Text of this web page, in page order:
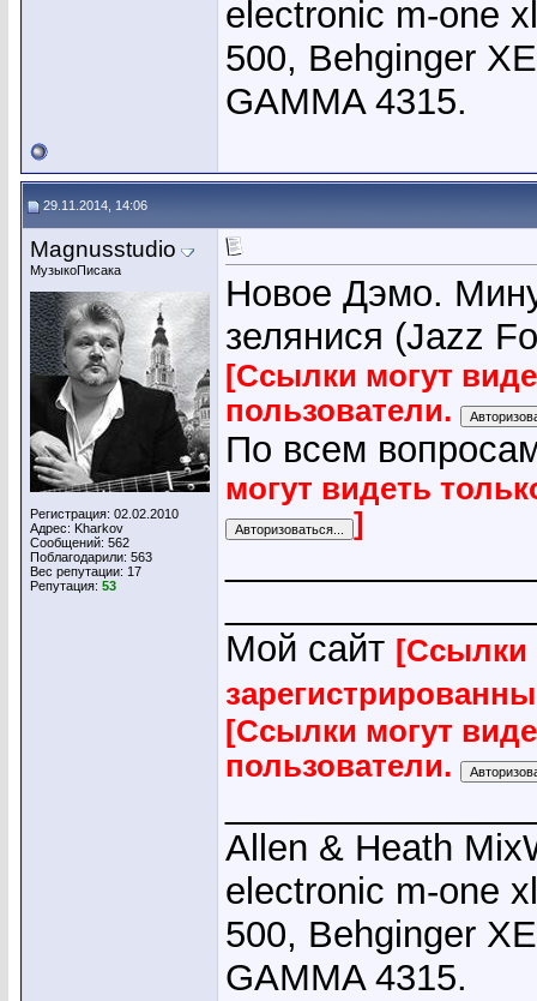
electronic m-one
500, Behginger
GAMMA 4315.
29.11.2014, 14:06
Magnusstudio
МузыкоПисака
Регистрация: 02.02.2010
Адрес: Kharkov
Сообщений: 562
Поблагодарили: 563
Вес репутации: 17
Репутация: 53
Новое Дэмо.
зелянися (Jazz
[Ссылки могут
пользователи.
По всем
могут видеть
]
Мой сайт [Ссылки
[Ссылки могут
пользователи.
Allen & Heath
electronic m-one
500, Behginger
GAMMA 4315.